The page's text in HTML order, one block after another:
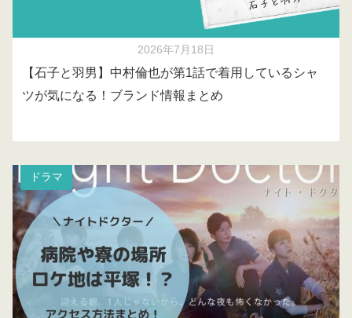
2026年7月18日
【石子と羽男】中村倫也が第1話で着用しているシャ
ツが気になる！ブランド情報まとめ
ドラマ